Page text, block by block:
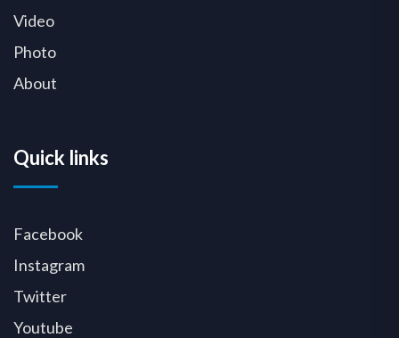
Video
Photo
About
Quick links
Facebook
Instagram
Twitter
Youtube